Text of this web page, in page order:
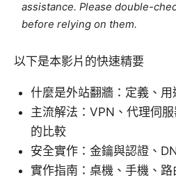
assistance. Please double-
before relying on them.
以下是本影片的快速精要
什麼是外站翻牆：定義、用
主流解法：VPN、代理伺
的比較
安全實作：金鑰與認證、
實作指南：桌機、手機、路